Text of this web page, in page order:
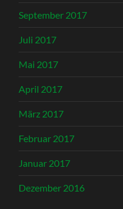
September 2017
Juli 2017
Mai 2017
April 2017
März 2017
Februar 2017
Januar 2017
Dezember 2016